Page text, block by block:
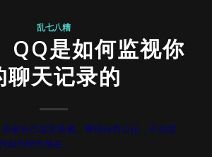
乱七八糟
QQ是如何监视你
聊天记录的
者自己故意装傻。事情自有公论，不知道
如何评价现在。